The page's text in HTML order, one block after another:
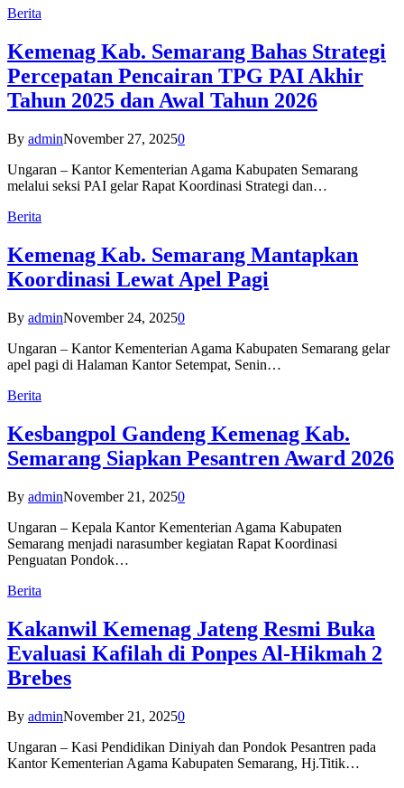
Berita
Kemenag Kab. Semarang Bahas Strategi
Percepatan Pencairan TPG PAI Akhir
Tahun 2025 dan Awal Tahun 2026
By adminNovember 27, 20250
Ungaran – Kantor Kementerian Agama Kabupaten Semarang
melalui seksi PAI gelar Rapat Koordinasi Strategi dan…
Berita
Kemenag Kab. Semarang Mantapkan
Koordinasi Lewat Apel Pagi
By adminNovember 24, 20250
Ungaran – Kantor Kementerian Agama Kabupaten Semarang gelar
apel pagi di Halaman Kantor Setempat, Senin…
Berita
Kesbangpol Gandeng Kemenag Kab.
Semarang Siapkan Pesantren Award 2026
By adminNovember 21, 20250
Ungaran – Kepala Kantor Kementerian Agama Kabupaten
Semarang menjadi narasumber kegiatan Rapat Koordinasi
Penguatan Pondok…
Berita
Kakanwil Kemenag Jateng Resmi Buka
Evaluasi Kafilah di Ponpes Al-Hikmah 2
Brebes
By adminNovember 21, 20250
Ungaran – Kasi Pendidikan Diniyah dan Pondok Pesantren pada
Kantor Kementerian Agama Kabupaten Semarang, Hj.Titik…